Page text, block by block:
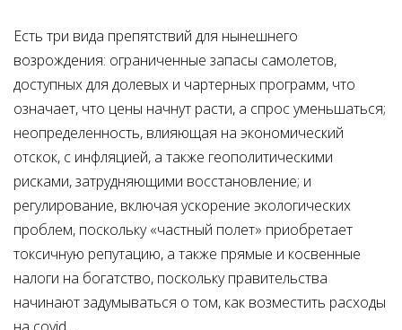
Есть три вида препятствий для нынешнего
возрождения: ограниченные запасы самолетов,
доступных для долевых и чартерных программ, что
означает, что цены начнут расти, а спрос уменьшаться;
неопределенность, влияющая на экономический
отскок, с инфляцией, а также геополитическими
рисками, затрудняющими восстановление; и
регулирование, включая ускорение экологических
проблем, поскольку «частный полет» приобретает
токсичную репутацию, а также прямые и косвенные
налоги на богатство, поскольку правительства
начинают задумываться о том, как возместить расходы